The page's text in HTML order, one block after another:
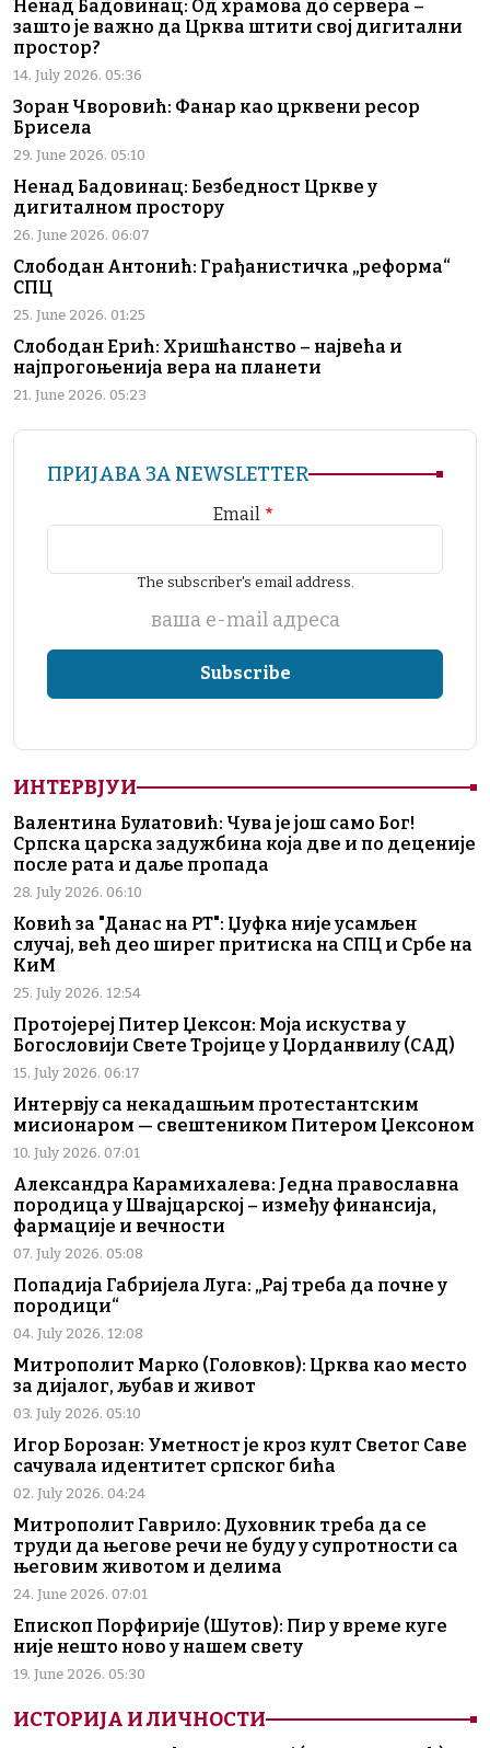
Ненад Бадовинац: Од храмова до сервера –
зашто је важно да Црква штити свој дигитални
простор?
14. July 2026. 05:36
Зоран Чворовић: Фанар као црквени ресор
Брисела
29. June 2026. 05:10
Ненад Бадовинац: Безбедност Цркве у
дигиталном простору
26. June 2026. 06:07
Слободан Антонић: Грађанистичка „реформа“
СПЦ
25. June 2026. 01:25
Слободан Ерић: Хришћанство – највећа и
најпрогоњенија вера на планети
21. June 2026. 05:23
ПРИЈАВА ЗА NEWSLETTER
Email
The subscriber's email address.
ваша е-mail адреса
ИНТЕРВЈУИ
Валентина Булатовић: Чува је још само Бог!
Српска царска задужбина која две и по деценије
после рата и даље пропада
28. July 2026. 06:10
Ковић за "Данас на РТ": Џуфка није усамљен
случај, већ део ширег притиска на СПЦ и Србе на
КиМ
25. July 2026. 12:54
Протојереј Питер Џексон: Моја искуства у
Богословији Свете Тројице у Џорданвилу (САД)
15. July 2026. 06:17
Интервју са некадашњим протестантским
мисионаром — свештеником Питером Џексоном
10. July 2026. 07:01
Александра Карамихалева: Једна православна
породица у Швајцарској – између финансија,
фармације и вечности
07. July 2026. 05:08
Попадија Габријела Луга: „Рај треба да почне у
породици“
04. July 2026. 12:08
Митрополит Марко (Головков): Црква као место
за дијалог, љубав и живот
03. July 2026. 05:10
Игор Борозан: Уметност је кроз култ Светог Саве
сачувала идентитет српског бића
02. July 2026. 04:24
Митрополит Гаврило: Духовник треба да се
труди да његове речи не буду у супротности са
његовим животом и делима
24. June 2026. 07:01
Епископ Порфирије (Шутов): Пир у време куге
није нешто ново у нашем свету
19. June 2026. 05:30
ИСТОРИЈА И ЛИЧНОСТИ